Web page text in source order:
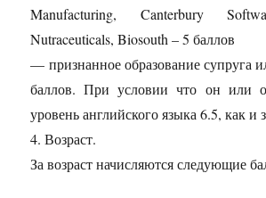
Manufacturing, Canterbury
Nutraceuticals, Biosouth – 5 баллов
— признанное образование супруга
баллов. При условии что он или
уровень английского языка 6.5, как и
4. Возраст.
За возраст начисляются следующие